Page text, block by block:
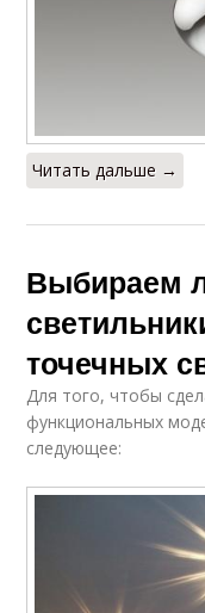
Читать дальше →
Выбираем
точечных
Для того, чтобы
функциональных
следующее: